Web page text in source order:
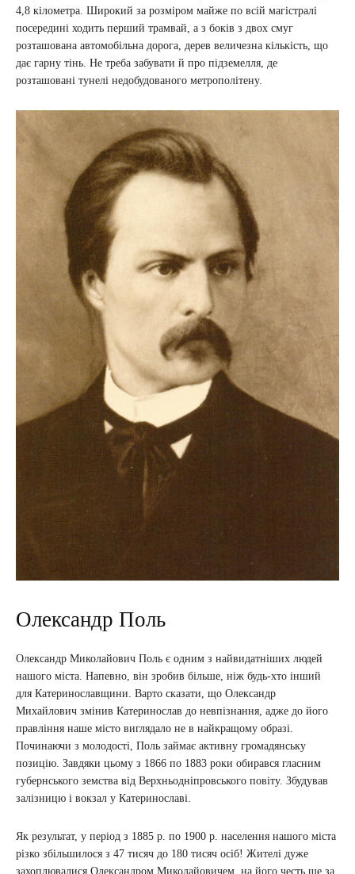
4,8 кілометра. Широкий за розміром майже по всій магістралі
посередині ходить перший трамвай, а з боків з двох смуг
розташована автомобільна дорога, дерев величезна кількість, що
дає гарну тінь. Не треба забувати й про підземелля, де
розташовані тунелі недобудованого метрополітену.
Олександр Поль
Олександр Миколайович Поль є одним з найвидатніших людей
нашого міста. Напевно, він зробив більше, ніж будь-хто інший
для Катеринославщини. Варто сказати, що Олександр
Михайлович змінив Катеринослав до невпізнання, адже до його
правління наше місто виглядало не в найкращому образі.
Починаючи з молодості, Поль займає активну громадянську
позицію. Завдяки цьому з 1866 по 1883 роки обирався гласним
губернського земства від Верхньодніпровського повіту. Збудував
залізницю і вокзал у Катеринославі.
Як результат, у період з 1885 р. по 1900 р. населення нашого міста
різко збільшилося з 47 тисяч до 180 тисяч осіб! Жителі дуже
захоплювалися Олександром Миколайовичем, на його честь ще за